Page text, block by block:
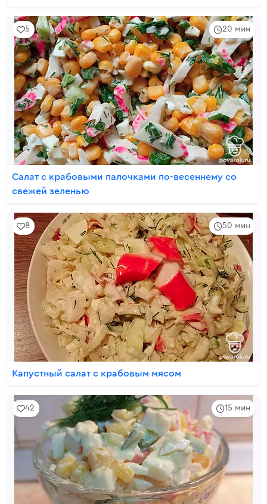
20 мин
5
Салат с крабовыми палочками по-весеннему со
свежей зеленью
50 мин
8
Капустный салат с крабовым мясом
15 мин
42